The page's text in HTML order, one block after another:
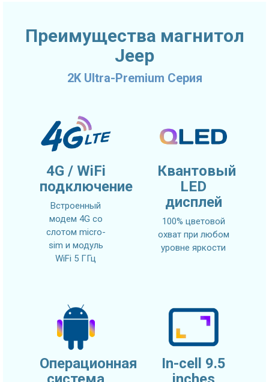
Преимущества магнитол
Jeep
2K Ultra-Premium Серия
4G / WiFi
подключение
Встроенный
модем 4G со
слотом micro-
sim и модуль
WiFi 5 ГГц
Квантовый
LED
дисплей
100% цветовой
охват при любом
уровне яркости
Операционная
In-cell 9.5